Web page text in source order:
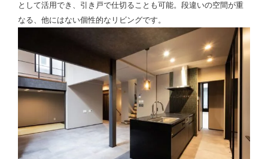
として活用でき、引き戸で仕切ることも可能。段違いの空間が重
なる、他にはない個性的なリビングです。